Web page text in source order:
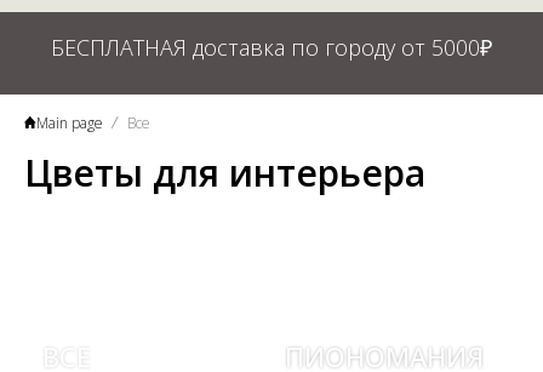
БЕСПЛАТНАЯ доставка по городу от 5000₽
Main page Все
Цветы для интерьера
ПИОНОМАНИЯ